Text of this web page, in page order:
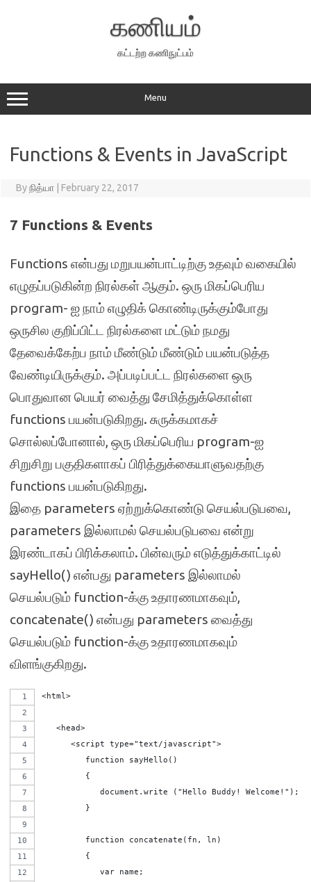
கணியம்
கட்டற்ற கணிநுட்பம்
Menu
Functions & Events in JavaScript
Byநித்யா February 22, 2017
7 Functions & Events
Functions என்பது மறுபயன்பாட்டிற்கு உதவும் வகையில்
எழுதப்படுகின்ற நிரல்கள் ஆகும். ஒரு மிகப்பெரிய
program- ஐ நாம் எழுதிக் கொண்டிருக்கும்போது
ஒருசில குறிப்பிட்ட நிரல்களை மட்டும் நமது
தேவைக்கேற்ப நாம் மீண்டும் மீண்டும் பயன்படுத்த
வேண்டியிருக்கும். அப்படிப்பட்ட நிரல்களை ஒரு
பொதுவான பெயர் வைத்து சேமித்துக்கொள்ள
functions பயன்படுகிறது. சுருக்கமாகச்
சொல்லப்போனால், ஒரு மிகப்பெரிய program-ஐ
சிறுசிறு பகுதிகளாகப் பிரித்துக்கையாளுவதற்கு
functions பயன்படுகிறது.
இதை parameters ஏற்றுக்கொண்டு செயல்படுபவை,
parameters இல்லாமல் செயல்படுபவை என்று
இரண்டாகப் பிரிக்கலாம். பின்வரும் எடுத்துக்காட்டில்
sayHello() என்பது parameters இல்லாமல்
செயல்படும் function-க்கு உதாரணமாகவும்,
concatenate() என்பது parameters வைத்து
செயல்படும் function-க்கு உதாரணமாகவும்
விளங்குகிறது.
<html>
   <head>
      <script type="text/javascript">
         function sayHello()
         {
            document.write ("Hello Buddy! Welcome!");
         }
         function concatenate(fn, ln)
         {
            var name;